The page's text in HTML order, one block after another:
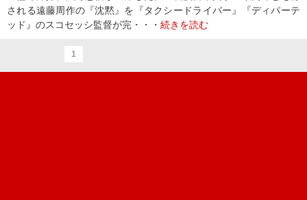
される遠藤周作の『沈黙』を『タクシードライバー』『ディパーテ
ッド』のスコセッシ監督が完・・・ 続きを読む
1